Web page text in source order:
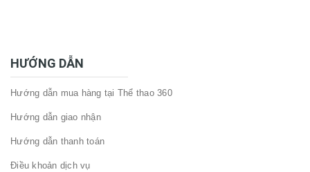
HƯỚNG DẪN
Hướng dẫn mua hàng tại Thể thao 360
Hướng dẫn giao nhận
Hướng dẫn thanh toán
Điều khoản dịch vụ